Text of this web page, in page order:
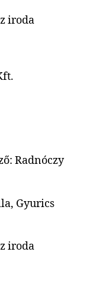
iroda
Radnóczy
Gyurics
iroda